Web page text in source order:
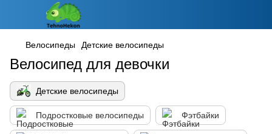
Велосипеды Детские велосипеды
Велосипед для девочки
Детские велосипеды
Подростковые велосипеды Фэтбайки